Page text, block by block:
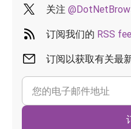
关注
订阅我们的 RSS
订阅以获取有关最